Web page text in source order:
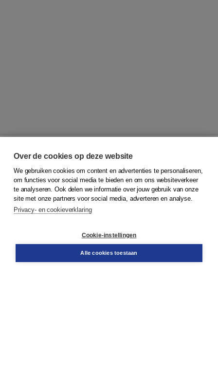
© 2026Koninklijke Boom uitgevers
Klantenservice
Service & informatie
Contact
Over de cookies op deze website
We gebruiken cookies om content en advertenties te personaliseren,
om functies voor social media te bieden en om ons websiteverkeer
te analyseren. Ook delen we informatie over jouw gebruik van onze
site met onze partners voor social media, adverteren en analyse.
Privacy- en cookieverklaring
Cookie-instellingen
Alle cookies toestaan